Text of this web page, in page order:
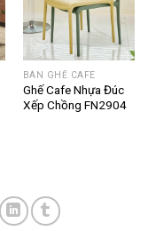
BÀN GHẾ CAFE
Ghế Cafe Nhựa Đúc
Xếp Chồng FN2904